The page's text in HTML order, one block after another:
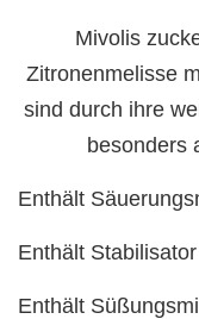
Mivolis
Zitronenmelisse
sind durch ihre
besonders
Enthält
Enthält Stabilisator
Enthält